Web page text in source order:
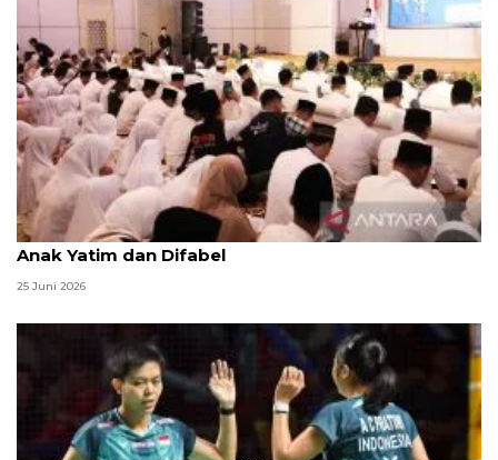
Menag jadikan setiap 10 Muharam sebagai Lebaran
Anak Yatim dan Difabel
25 Juni 2026